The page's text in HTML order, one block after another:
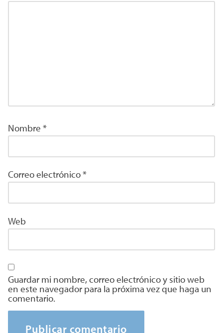
Nombre *
Correo electrónico*
Web
Guardar mi nombre, correo electrónico y sitio web
en este navegador para la próxima vez que haga un
comentario.